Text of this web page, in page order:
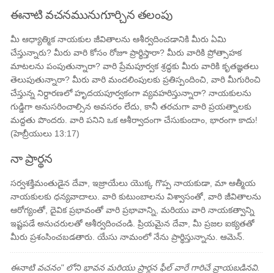
ఈనాటి వచనమునుగూర్చిన తలంపు
మీ ఆధ్యాత్మిక నాయకుల జీవితాలను ఆశీర్వదించడానికి మీరు ఏమి
చేస్తున్నారు? మీరు వారి కోసం రోజూ ప్రార్థిస్తారా? మీరు వారికి ప్రోత్సాహక
మాటలను పంపుతున్నారా? వారి ప్రేమపూర్వక శ్రద్ధకు మీరు వారికి కృతజ్ఞతలు
తెలుపుతున్నారా? మీరు వారి మందలింపులకు ప్రతిస్పందించి, వారి మీగురించి
చేస్తున్న నిర్దారణలో హృదయపూర్వకంగా వ్యవహరిస్తున్నారా? నాయకులను
గుడ్డిగా అనుసరించాల్సిన అవసరం లేదు, కానీ తరచుగా వారి ప్రయత్నాలకు
మద్దతు పొందరు. వారి పనిని ఒక ఆశీర్వాదంగా చేసుకుందాం, భారంగా కాదు!
(హెబ్రీయులు 13:17)
నా ప్రార్థన
సర్వశక్తిమంతుడైన దేవా, ఇజ్రాయేలు యొక్క గొప్ప నాయకుడా, మా ఆత్మీయ
నాయకులకు ధన్యవాదాలు. వారి కుటుంబాలను విశ్వాసంతో, వారి జీవితాలను
ఆరోగ్యంతో, దైవిక ప్రభావంతో వారి ప్రభావాన్ని, మరియు వారి నాయకత్వాన్ని
ఇష్టపడే అనుచరులతో ఆశీర్వదించండి. ప్రియమైన దేవా, మీ ప్రజల ఐక్యతతో
మీరు ప్రశంసించబడతారు. యేసు నామంలో నేను ప్రార్థిస్తున్నాను. ఆమెన్.
ఈనాటి వచనం" లోని భావన మరియు ప్రార్థన ఫీల్ వారే గారిచే వ్రాయబడినవి.